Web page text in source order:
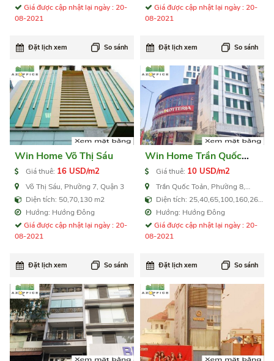
Giá được cập nhật lại ngày : 20-
08-2021
Đặt lịch xem So sánh
Giá được cập nhật lại ngày : 20-
08-2021
Đặt lịch xem So sánh
Win Home Võ Thị Sáu
Giá thuê: 16 USD/m2
Võ Thị Sáu, Phường 7, Quận 3
Diện tích: 50,70,130 m2
Hướng: Hướng Đông
Giá được cập nhật lại ngày : 20-
08-2021
Đặt lịch xem So sánh
Win Home Trần Quốc
ToảnGiá thuê: 10 USD/m2
Trần Quốc Toản, Phường 8,
Quận 3Diện tích: 25,40,65,100,160,260
m2 Hướng: Hướng Đông
Giá được cập nhật lại ngày : 20-
08-2021
Đặt lịch xem So sánh